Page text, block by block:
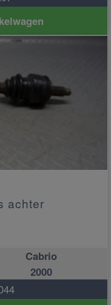
achter
Cabrio
2000